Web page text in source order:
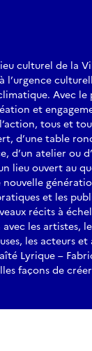
« Déplacer
Gaza » sous le
pour MAAN for
Mohamed
Ashour, Rita
Burbano,
Karim
Laura
Malika Rahal,
le site de la Gaîté
Lyrique
dédié à la scène
Initié en
Avec une
culturel de la
l’urgence
Avec le
et
tous et
d’une table
d’un atelier ou
lieu ouvert au
nouvelle
et les
récits à
les artistes,
les acteurs
Lyrique –
façons de